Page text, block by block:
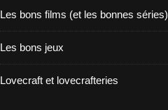
Les bons films (et les bonnes séries)
Les bons jeux
Lovecraft et lovecrafteries